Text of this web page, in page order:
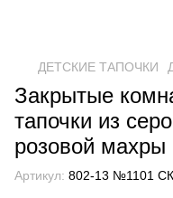
ДЕТСКИЕ ТАПОЧКИ
Закрытые
тапочки из
розовой махры
Артикул: 802-13 №1101